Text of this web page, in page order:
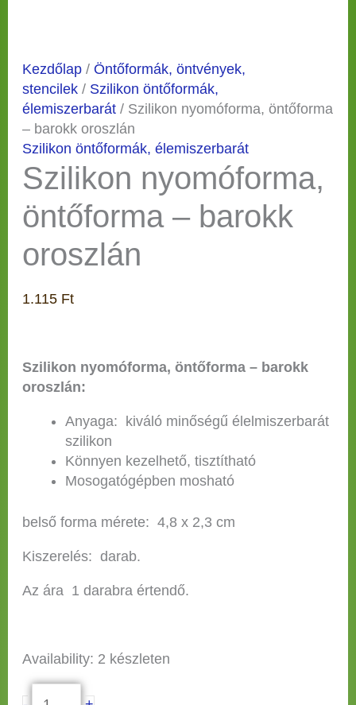
Kezdőlap/ Öntőformák, öntvények,
stencilek/ Szilikon öntőformák,
élemiszerbarát/ Szilikon nyomóforma, öntőforma
– barokk oroszlán
Szilikon öntőformák, élemiszerbarát
Szilikon nyomóforma,
öntőforma – barokk
oroszlán
1.115 Ft
Szilikon nyomóforma, öntőforma – barokk
oroszlán:
Anyaga: kiváló minőségű élelmiszerbarát
szilikon
Könnyen kezelhető, tisztítható
Mosogatógépben mosható
belső forma mérete: 4,8 x 2,3 cm
Kiszerelés: darab.
Az ára 1 darabra értendő.
Availability: 2 készleten